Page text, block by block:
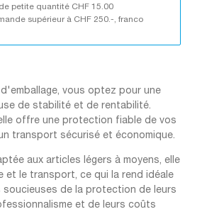
petite quantité CHF 15.00
supérieur à CHF 250.-, franco
vous optez pour une
de stabilité et de rentabilité.
offre une protection fiable de vos
transport sécurisé et économique.
aux articles légers à moyens, elle
et le transport, ce qui la rend idéale
de la protection de leurs
et de leurs coûts